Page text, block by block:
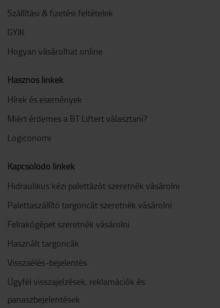
Szállítási & fizetési feltételek
GYIK
Hogyan vásárolhat online
Hasznos linkek
Hírek és események
Miért érdemes a BT Liftert választani?
Logiconomi
Kapcsolódó linkek
Hidraulikus kézi palettázót szeretnék vásárolni
Palettaszállító targoncát szeretnék vásárolni
Felrakógépet szeretnék vásárolni
Használt targoncák
Visszaélés-bejelentés
Ügyfél visszajelzések, reklamációk és
panaszbejelentések